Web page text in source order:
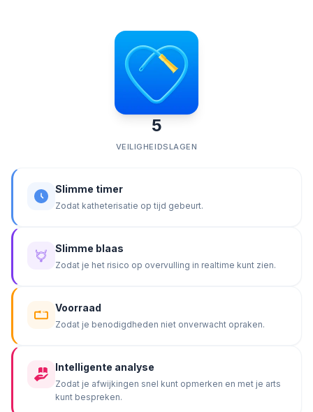
5
VEILIGHEIDSLAGEN
Slimme timer
Zodat katheterisatie op tijd gebeurt.
Slimme blaas
Zodat je het risico op overvulling in realtime kunt zien.
Voorraad
Zodat je benodigdheden niet onverwacht opraken.
Intelligente analyse
Zodat je afwijkingen snel kunt opmerken en met je arts
kunt bespreken.